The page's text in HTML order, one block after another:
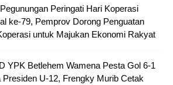
Peringati Hari Koperasi
ke-79, Pemprov Dorong Penguatan
untuk Majukan Ekonomi Rakyat
YPK Betlehem Wamena Pesta Gol 6-1
Presiden U-12, Frengky Murib Cetak